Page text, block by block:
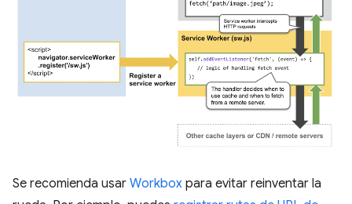
Se recomienda usar Workbox para evitar reinventar la